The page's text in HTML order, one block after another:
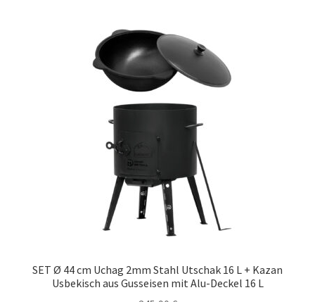
SET Ø 44 cm Uchag 2mm Stahl Utschak 16 L + Kazan
Usbekisch aus Gusseisen mit Alu-Deckel 16 L